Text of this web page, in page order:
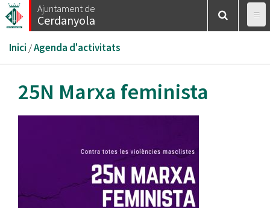
Vés
al
Ajuntament de
Cerdanyola
Esteu
aquí
Inici /Agenda d'activitats
25N Marxa feminista